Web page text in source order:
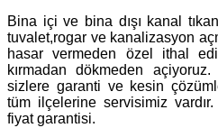
Bina içi ve bina dışı kanal
tuvalet,rogar ve kanalizasyon
hasar vermeden özel ithal
kırmadan dökmeden
sizlere garanti ve kesin
tüm ilçelerine servisimiz
fiyat garantisi.